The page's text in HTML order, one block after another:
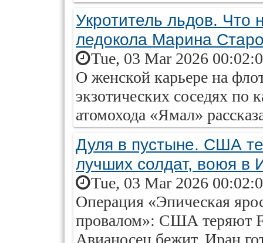
Укротитель льдов. Что
ледокола Марина
Tue, 03 Mar 2026
О женской карьере на
экзотических соседях по
атомохода «Ямал»
Дуля в пустыне. США
лучших солдат, воюя в
Tue, 03 Mar 2026
Операция «Эпическая
провалом»: США теряют
Авианосец бежит, Иран